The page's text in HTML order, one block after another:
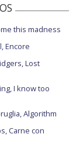
this madness
Encore
Lost
I know too
Algorithm
Carne con